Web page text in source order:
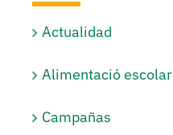
Actualidad
Alimentació escolar
Campañas